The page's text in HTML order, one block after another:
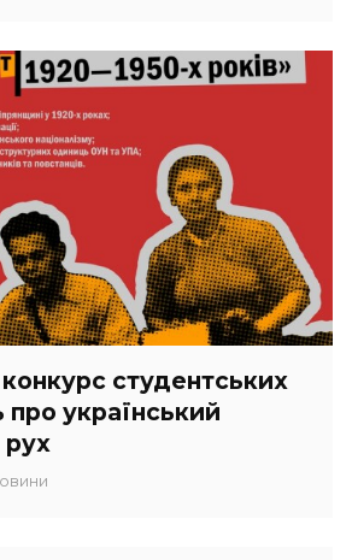
студентських
український
рух
Новини